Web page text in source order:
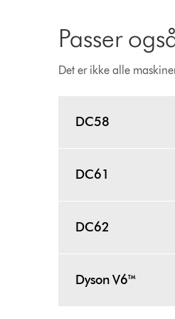
Passer
Det er ikke alle
DC58
DC61
DC62
Dyson V6™